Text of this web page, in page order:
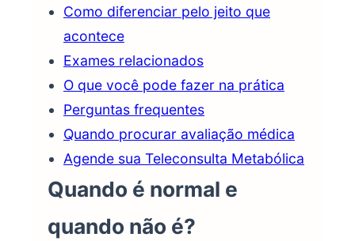
Como diferenciar pelo jeito que
acontece
Exames relacionados
O que você pode fazer na prática
Perguntas frequentes
Quando procurar avaliação médica
Agende sua Teleconsulta Metabólica
Quando é normal e
quando não é?